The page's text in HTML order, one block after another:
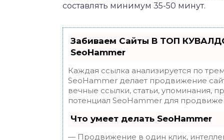
составлять минимум 35-50 минут.
Забиваем Сайты В ТОП
SeoHammer
Каждая ссылка анализируется по
SeoHammer делает продвижение
вечные ссылки, статьи, упоминания,
потенциал SeoHammer для
Что умеет делать SeoHammer
— Продвижение в один клик,